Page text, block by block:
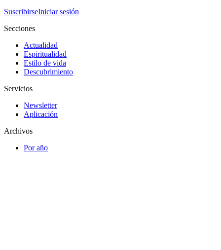
SuscribirseIniciar sesión
Secciones
Actualidad
Espiritualidad
Estilo de vida
Descubrimiento
Servicios
Newsletter
Aplicación
Archivos
Por año